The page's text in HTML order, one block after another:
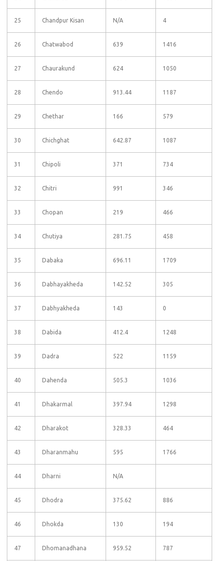
25 Chandpur Kisan N/A 4
26 Chatwabod 639 1416
27 Chaurakund 624 1050
28 Chendo 913.44 1187
29 Chethar 166 579
30 Chichghat 642.87 1087
31 Chipoli 371 734
32 Chitri 991 346
33 Chopan 219 466
34 Chutiya 281.75 458
35 Dabaka 696.11 1709
36 Dabhayakheda 142.52 305
37 Dabhyakheda 143 0
38 Dabida 412.4 1248
39 Dadra 522 1159
40 Dahenda 505.3 1036
41 Dhakarmal 397.94 1298
42 Dharakot 328.33 464
43 Dharanmahu 595 1766
44 Dharni N/A
45 Dhodra 375.62 886
46 Dhokda 130 194
47 Dhomanadhana 959.52 787